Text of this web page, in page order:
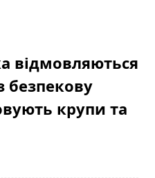
відмовляються
безпекову
крупи та